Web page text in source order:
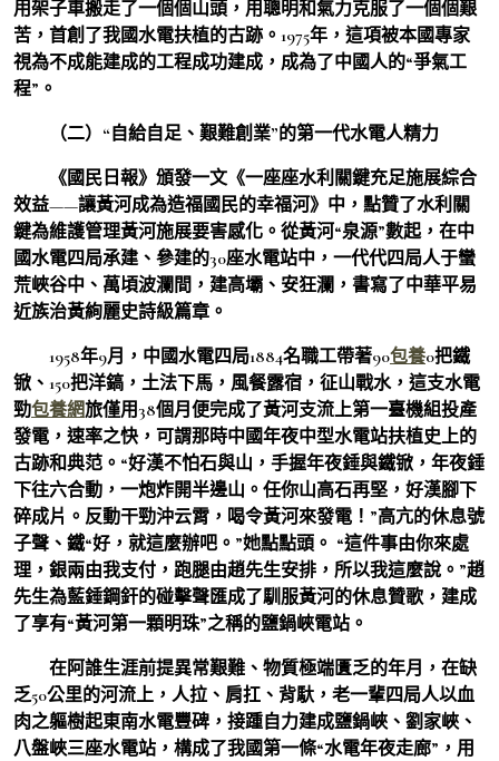
用架子車搬走了一個個山頭，用聰明和氣力克服了一個個艱
苦，首創了我國水電扶植的古跡。1975年，這項被本國專家
視為不成能建成的工程成功建成，成為了中國人的“爭氣工
程”。
（二）“自給自足、艱難創業”的第一代水電人精力
《國民日報》頒發一文《一座座水利關鍵充足施展綜合
效益——讓黃河成為造福國民的幸福河》中，點贊了水利關
鍵為維護管理黃河施展要害感化。從黃河“泉源”數起，在中
國水電四局承建、參建的30座水電站中，一代代四局人于蠻
荒峽谷中、萬頃波瀾間，建高壩、安狂瀾，書寫了中華平易
近族治黃絢麗史詩級篇章。
1958年9月，中國水電四局1884名職工帶著90包養0把鐵
锨、150把洋鎬，土法下馬，風餐露宿，征山戰水，這支水電
勁包養網旅僅用38個月便完成了黃河支流上第一臺機組投產
發電，速率之快，可謂那時中國年夜中型水電站扶植史上的
古跡和典范。“好漢不怕石與山，手握年夜錘與鐵锨，年夜錘
下往六合動，一炮炸開半邊山。任你山高石再堅，好漢腳下
碎成片。反動干勁沖云霄，喝令黃河來發電！”高亢的休息號
子聲、鐵“好，就這麼辦吧。”她點點頭。 “這件事由你來處
理，銀兩由我支付，跑腿由趙先生安排，所以我這麼說。”趙
先生為藍錘鋼釬的碰擊聲匯成了馴服黃河的休息贊歌，建成
了享有“黃河第一顆明珠”之稱的鹽鍋峽電站。
在阿誰生涯前提異常艱難、物質極端匱乏的年月，在缺
乏50公里的河流上，人拉、肩扛、背馱，老一輩四局人以血
肉之軀樹起東南水電豐碑，接踵自力建成鹽鍋峽、劉家峽、
八盤峽三座水電站，構成了我國第一條“水電年夜走廊”，用